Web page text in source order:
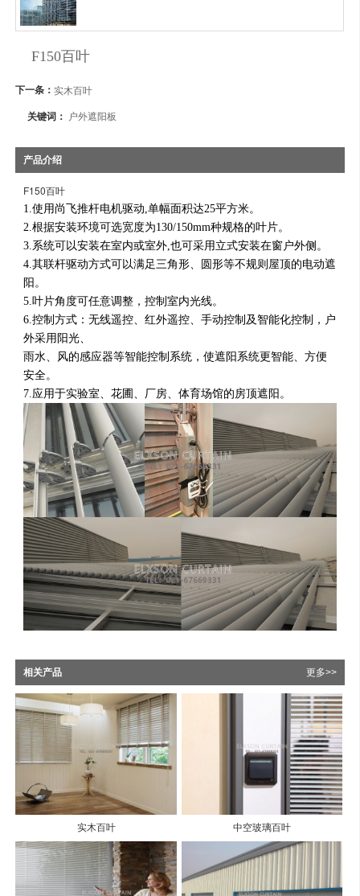
F150百叶
下一条：实木百叶
关键词： 户外遮阳板
产品介绍
F150百叶
1.使用尚飞推杆电机驱动,单幅面积达25平方米。
2.根据安装环境可选宽度为130/150mm种规格的叶片。
3.系统可以安装在室内或室外,也可采用立式安装在窗户外侧。
4.其联杆驱动方式可以满足三角形、圆形等不规则屋顶的电动遮
阳。
5.叶片角度可任意调整，控制室内光线。
6.控制方式：无线遥控、红外遥控、手动控制及智能化控制，户
外采用阳光、
雨水、风的感应器等智能控制系统，使遮阳系统更智能、方便
安全。
7.应用于实验室、花圃、厂房、体育场馆的房顶遮阳。
相关产品 更多>>
实木百叶 中空玻璃百叶